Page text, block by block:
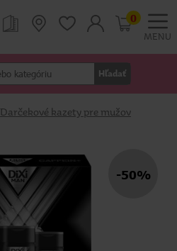
MENU
Hľadať
0
Darčekové kazety pre mužov
-50%